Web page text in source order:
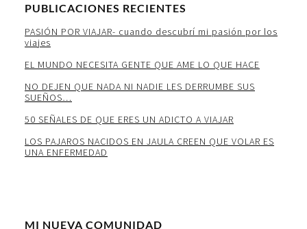
PUBLICACIONES RECIENTES
PASIÓN POR VIAJAR- cuando descubrí mi pasión por los
viajes
EL MUNDO NECESITA GENTE QUE AME LO QUE HACE
NO DEJEN QUE NADA NI NADIE LES DERRUMBE SUS
SUEÑOS…
50 SEÑALES DE QUE ERES UN ADICTO A VIAJAR
LOS PAJAROS NACIDOS EN JAULA CREEN QUE VOLAR ES
UNA ENFERMEDAD
MI NUEVA COMUNIDAD